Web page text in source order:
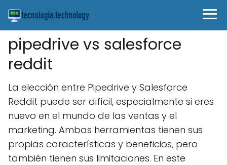
pipedrive vs salesforce
reddit
La elección entre Pipedrive y Salesforce
Reddit puede ser difícil, especialmente si eres
nuevo en el mundo de las ventas y el
marketing. Ambas herramientas tienen sus
propias características y beneficios, pero
también tienen sus limitaciones. En este